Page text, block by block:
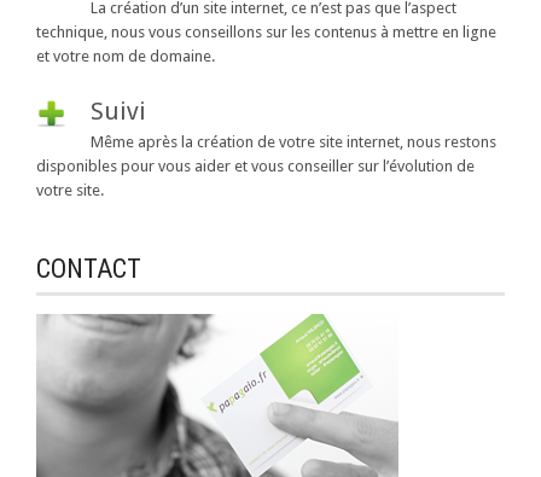
La création d’un site internet, ce n’est pas que l’aspect
technique, nous vous conseillons sur les contenus à mettre en ligne
et votre nom de domaine.
Suivi
Même après la création de votre site internet, nous restons
disponibles pour vous aider et vous conseiller sur l’évolution de
votre site.
CONTACT